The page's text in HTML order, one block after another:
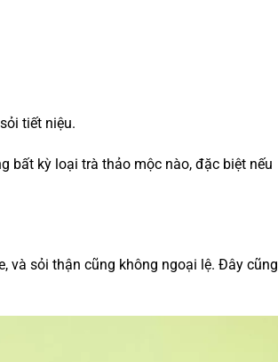
tiết niệu.
bất kỳ loại trà thảo mộc nào, đặc biệt nếu
và sỏi thận cũng không ngoại lệ. Đây cũng